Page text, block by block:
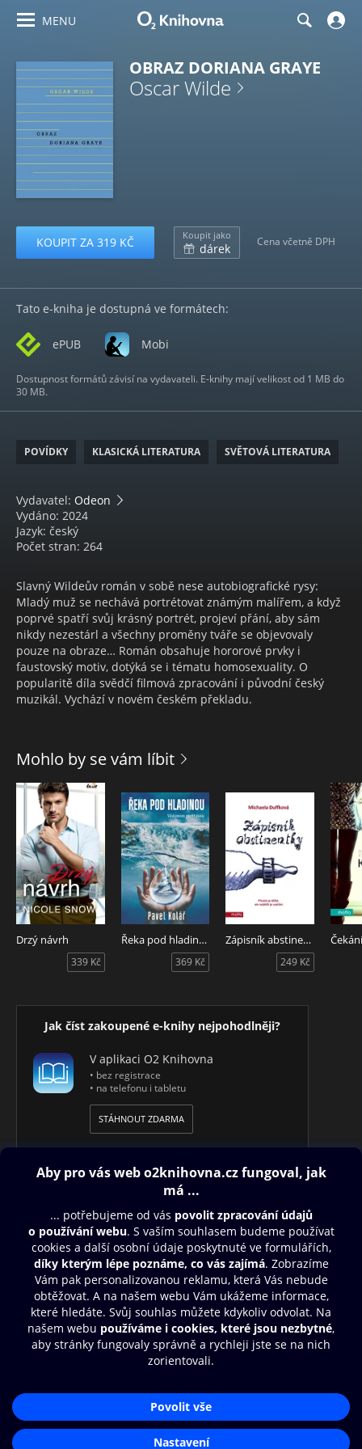
MENU
OBRAZ DORIANA GRAYE
Oscar Wilde
KOUPIT ZA 319 KČ Koupit jako
dárek Cena včetně DPH
Tato e-kniha je dostupná ve formátech:
ePUB Mobi
Dostupnost formátů závisí na vydavateli. E-knihy mají velikost od 1 MB do
30 MB.
POVÍDKY KLASICKÁ LITERATURA SVĚTOVÁ LITERATURA
Vydavatel: Odeon
Vydáno: 2024
Jazyk: český
Počet stran: 264
Slavný Wildeův román v sobě nese autobiografické rysy:
Mladý muž se nechává portrétovat známým malířem, a když
poprvé spatří svůj krásný portrét, projeví přání, aby sám
nikdy nezestárl a všechny proměny tváře se objevovaly
pouze na obraze… Román obsahuje hororové prvky i
faustovský motiv, dotýká se i tématu homosexuality. O
popularitě díla svědčí filmová zpracování i původní český
muzikál. Vychází v novém českém překladu.
Mohlo by se vám líbit
Drzý návrh
339 Kč
Řeka pod hladinou
369 Kč
Zápisník abstinentky
249 Kč
Jak číst zakoupené e-knihy nejpohodlněji?
V aplikaci O2 Knihovna
• bez registrace
• na telefonu i tabletu
STÁHNOUT ZDARMA
Obsah ke stažení
Moje O2 Knihovna
Další zábava
© O2 Czech Republic a.s.
Zásady zpracování osobních údajůAplikace O2 Knihovna
Čti a poslouchej své e-knihy a